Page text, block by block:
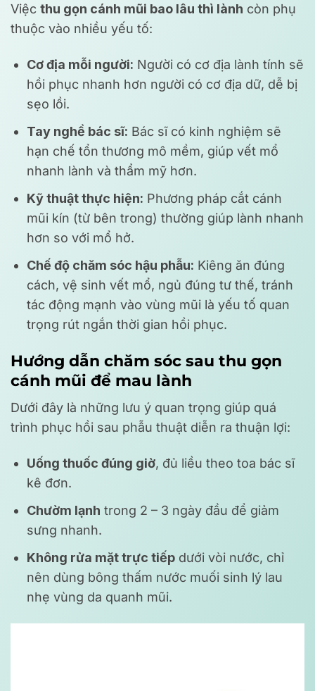
Việc thu gọn cánh mũi bao lâu thì lành còn phụ
thuộc vào nhiều yếu tố:
Cơ địa mỗi người: Người có cơ địa lành tính sẽ
hồi phục nhanh hơn người có cơ địa dữ, dễ bị
sẹo lồi.
Tay nghề bác sĩ: Bác sĩ có kinh nghiệm sẽ
hạn chế tổn thương mô mềm, giúp vết mổ
nhanh lành và thẩm mỹ hơn.
Kỹ thuật thực hiện: Phương pháp cắt cánh
mũi kín (từ bên trong) thường giúp lành nhanh
hơn so với mổ hở.
Chế độ chăm sóc hậu phẫu: Kiêng ăn đúng
cách, vệ sinh vết mổ, ngủ đúng tư thế, tránh
tác động mạnh vào vùng mũi là yếu tố quan
trọng rút ngắn thời gian hồi phục.
Hướng dẫn chăm sóc sau thu gọn
cánh mũi để mau lành
Dưới đây là những lưu ý quan trọng giúp quá
trình phục hồi sau phẫu thuật diễn ra thuận lợi:
Uống thuốc đúng giờ, đủ liều theo toa bác sĩ
kê đơn.
Chườm lạnh trong 2 – 3 ngày đầu để giảm
sưng nhanh.
Không rửa mặt trực tiếp dưới vòi nước, chỉ
nên dùng bông thấm nước muối sinh lý lau
nhẹ vùng da quanh mũi.